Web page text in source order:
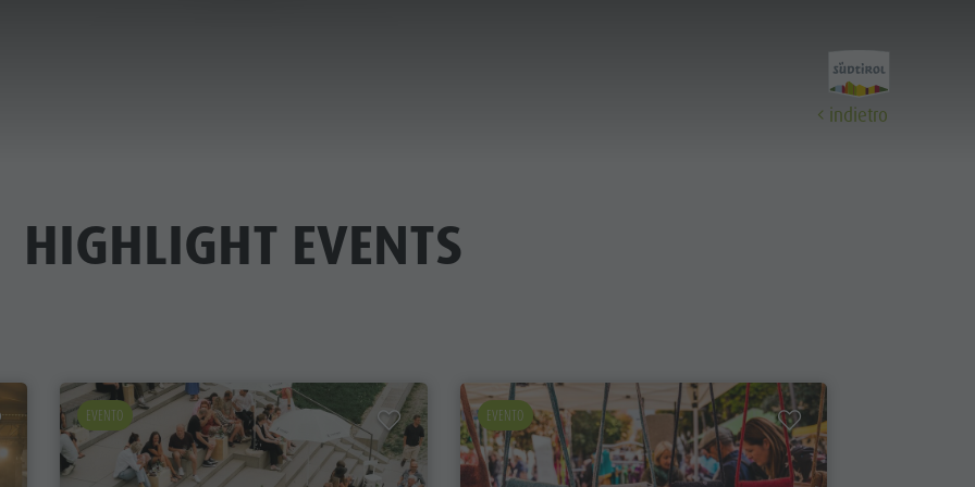
Famiglia & bambini
Guida A-Z
indietro
HIGHLIGHT EVENTS
EVENTO EVENTO